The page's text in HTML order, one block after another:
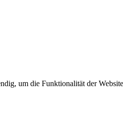
um die Funktionalität der